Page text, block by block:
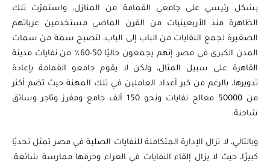
بشكل رئيسي على جامعي القمامة من المنازل، واستمرّت تلك
الظاهرة منذ الأربعينيات من القرن الماضي مستخدمين عرباتهم
الصغيرة لجمع النفايات من الباب إلى الباب، لتصبح سمة من سمات
المدن الكبرى في مصر، إنهم يجمعون حاليًا 50-60٪ من نفايات مدينة
القاهرة على سبيل المثال، ولكن لا يقوم جامعو القمامة بإعادة
تدويرها، بالرغم من كبر أعداد العاملين في تلك المهنة حيث تضم أكثر
من 50000 معالج نفايات ونحو 150 ألف جامع ومفرز وتاجر وسائق
شاحنة.
وبالتالي، لا تزال الإدارة المتكاملة للنفايات الصلبة في مصر تمثل تحديًا
كبيرًا، حيث لا يزال إلقاء النفايات في العراء وحرقها ممارسة شائعة،